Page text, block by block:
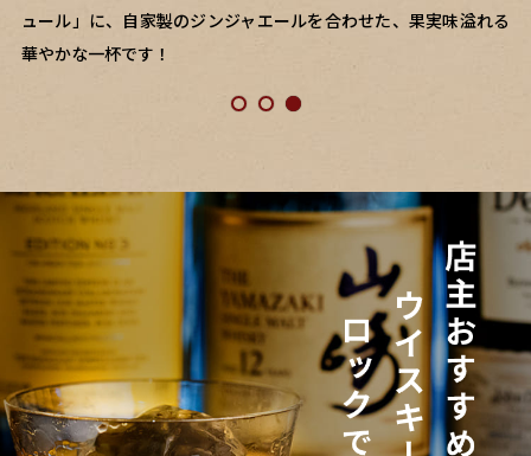
テル。常連様から他とは全然違うとご好評いただいています！
の香りや独特の苦みを味わうベーシックなものに比べて、フレッ
シュで清涼感のある、華やかな味わいをお楽しみいただけます！
ュール」に、自家製のジンジャエールを合わせた、果実味溢れる
華やかな一杯です！